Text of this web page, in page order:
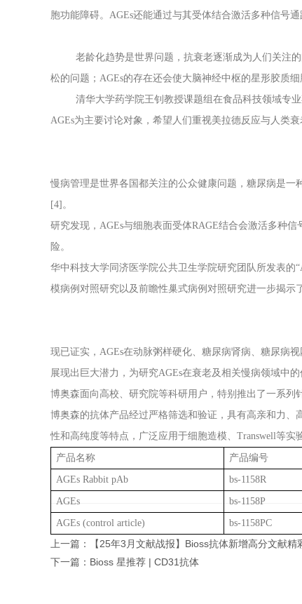
胞功能障碍。AGEs还能通过与其受体结合激活多种信号
老龄化趋势是世界问题，抗衰老逐渐成为人们关注的
松的问题；AGEs的存在还会使大脑神经中枢的星形胶质
清华大学药学院王钊教授课题组在食品科技领域专业期刊
AGEs为主要讨论对象，希望人们重视美拉德反应与人类
慢病管理是世界各国都关注的公众健康问题，糖尿病是
[4]。
研究发现，AGEs与细胞表面受体RAGE结合会激活多种
险。
华中科技大学同济医学院公共卫生学院研究团队所发表的
模病例对照研究以及前瞻性巢式病例对照研究进一步揭示
现已证实，AGEs在动脉粥样硬化、糖尿病肾病、糖尿病
展现出巨大潜力，为研究AGEs在衰老及相关慢病领域中
博奥森面向高校、研究院等科研用户，特别推出了一系列
博奥森的抗体产品经过严格筛选和验证，具有高亲和力
性和高纯度等特点，广泛应用于细胞造模、Transwell等实
产品名称 产品编号
AGEs Rabbit pAb bs-1158R
AGEs bs-1158P
AGEs (control article) bs-1158PC
上一篇：
【25年3月文献战报】Bioss抗体新增高分文献精
下一篇： Bioss 星推荐 | CD31抗体